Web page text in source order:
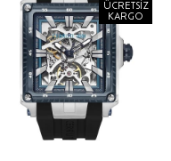
ÜCRETSIZ
KARGO